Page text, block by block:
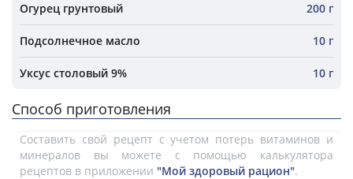
Огурец грунтовый 200 г
Подсолнечное масло 10 г
Уксус столовый 9% 10 г
Способ приготовления
Составить свой рецепт с учетом потерь витаминов и
минералов вы можете с помощью калькулятора
рецептов в приложении "Мой здоровый рацион".